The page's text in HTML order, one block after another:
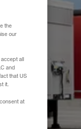
the
our
all
and
that US
it.
at